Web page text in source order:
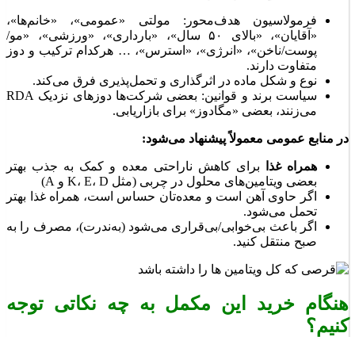
فرمولاسیون هدف‌محور: مولتی «عمومی»، «خانم‌ها»،
«آقایان»، «بالای ۵۰ سال»، «بارداری»، «ورزشی»، «مو/
پوست/ناخن»، «انرژی»، «استرس»، … هرکدام ترکیب و دوز
متفاوت دارند.
نوع و شکل ماده در اثرگذاری و تحمل‌پذیری فرق می‌کند.
سیاست برند و قوانین: بعضی شرکت‌ها دوزهای نزدیک RDA
می‌زنند، بعضی «مگادوز» برای بازاریابی.
در منابع عمومی معمولاً پیشنهاد می‌شود:
همراه غذا
برای کاهش ناراحتی معده و کمک به جذب بهتر
بعضی ویتامین‌های محلول در چربی (مثل K، E، D و A)
اگر حاوی آهن است و معده‌تان حساس است، همراه غذا بهتر
تحمل می‌شود.
اگر باعث بی‌خوابی/بی‌قراری می‌شود (به‌ندرت)، مصرف را به
صبح منتقل کنید.
هنگام خرید این مکمل به چه نکاتی توجه
کنیم؟